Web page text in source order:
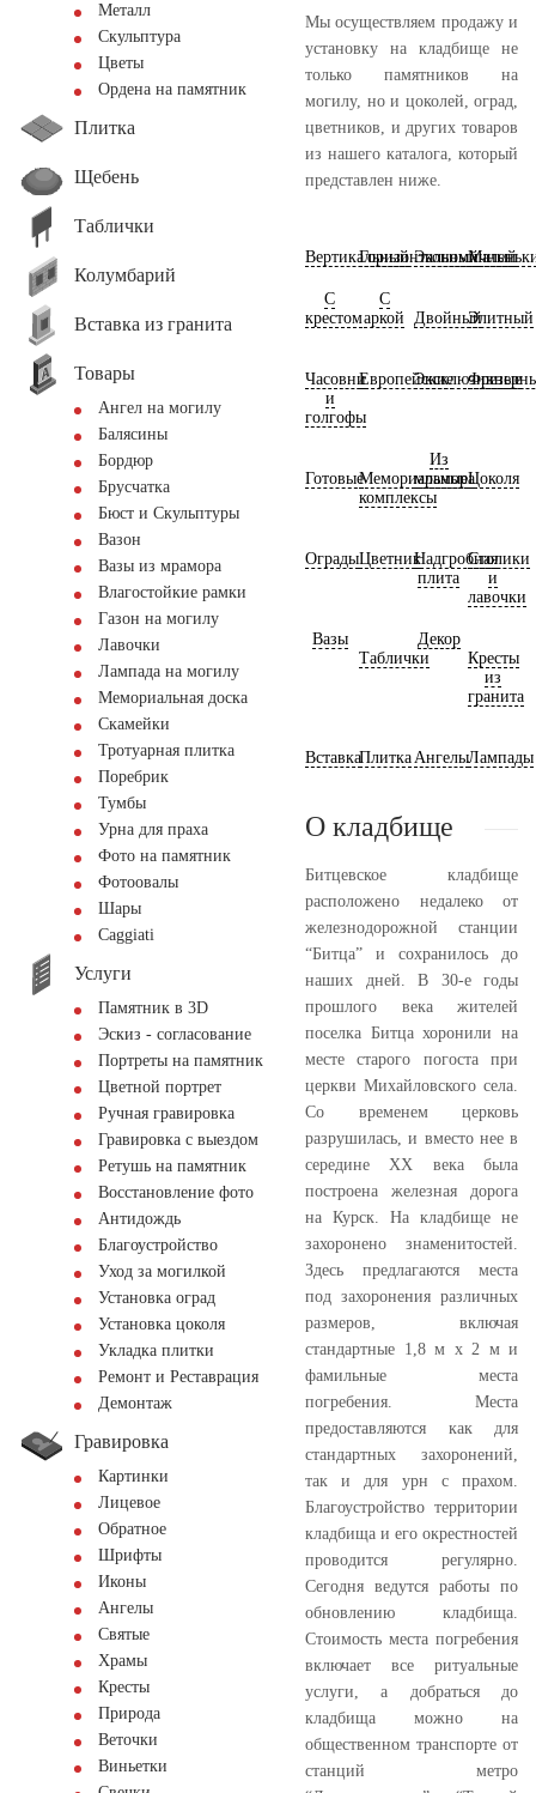
Металл
Скульптура
Цветы
Ордена на памятник
Плитка
Щебень
Таблички
Колумбарий
Вставка из гранита
Товары
Ангел на могилу
Балясины
Бордюр
Брусчатка
Бюст и Скульптуры
Вазон
Вазы из мрамора
Влагостойкие рамки
Газон на могилу
Лавочки
Лампада на могилу
Мемориальная доска
Скамейки
Тротуарная плитка
Поребрик
Тумбы
Урна для праха
Фото на памятник
Фотоовалы
Шары
Сaggiati
Услуги
Памятник в 3D
Эскиз - согласование
Портреты на памятник
Цветной портрет
Ручная гравировка
Гравировка с выездом
Ретушь на памятник
Восстановление фото
Антидождь
Благоустройство
Уход за могилкой
Установка оград
Установка цоколя
Укладка плитки
Ремонт и Реставрация
Демонтаж
Гравировка
Картинки
Лицевое
Обратное
Шрифты
Иконы
Ангелы
Святые
Храмы
Кресты
Природа
Веточки
Виньетки
Мы осуществляем продажу и
установку на кладбище не
только памятников на
могилу, но и цоколей, оград,
цветников, и других товаров
из нашего каталога, который
представлен ниже.
ВертикальныйГоризонтальный
Экономичный
С
крестом
С
аркой
ДвойныйЭлитный
Часовни
и
голгофы
ЕвропейскиеЭксклюзивные
ГотовыеМемориальные
комплексы
Из
мрамораЦоколя
ОградыЦветникНадгробная
плита
Столики
и
лавочки
Вазы
Таблички
Декор
Кресты
из
гранита
ВставкаПлитка АнгелыЛампады
О кладбище
Битцевское кладбище
расположено недалеко от
железнодорожной станции
“Битца” и сохранилось до
наших дней. В 30-е годы
прошлого века жителей
поселка Битца хоронили на
месте старого погоста при
церкви Михайловского села.
Со временем церковь
разрушилась, и вместо нее в
середине XX века была
построена железная дорога
на Курск. На кладбище не
захоронено знаменитостей.
Здесь предлагаются места
под захоронения различных
размеров, включая
стандартные 1,8 м х 2 м и
фамильные места
погребения. Места
предоставляются как для
стандартных захоронений,
так и для урн с прахом.
Благоустройство территории
кладбища и его окрестностей
проводится регулярно.
Сегодня ведутся работы по
обновлению кладбища.
Стоимость места погребения
включает все ритуальные
услуги, а добраться до
кладбища можно на
общественном транспорте от
станций метро